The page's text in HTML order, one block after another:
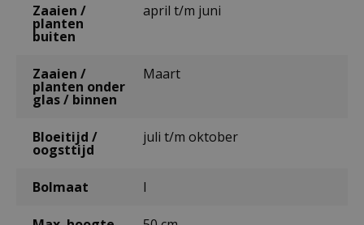
Zaaien /
planten
buiten
april t/m juni
Zaaien /
planten onder
glas / binnen
Maart
Bloeitijd /
oogsttijd
juli t/m oktober
Bolmaat I